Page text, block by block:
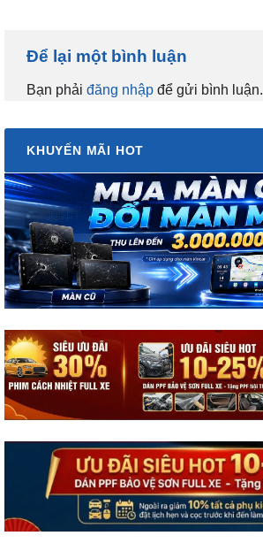
Để lại một bình luận
Bạn phải đăng nhập để gửi bình luận.
KHUYẾN MÃI HOT